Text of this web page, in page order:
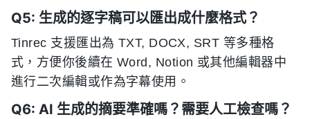
Q5: 生成的逐字稿可以匯出成什麼格式？
Tinrec 支援匯出為 TXT, DOCX, SRT 等多種格
式，方便你後續在 Word, Notion 或其他編輯器中
進行二次編輯或作為字幕使用。
Q6: AI 生成的摘要準確嗎？需要人工檢查嗎？